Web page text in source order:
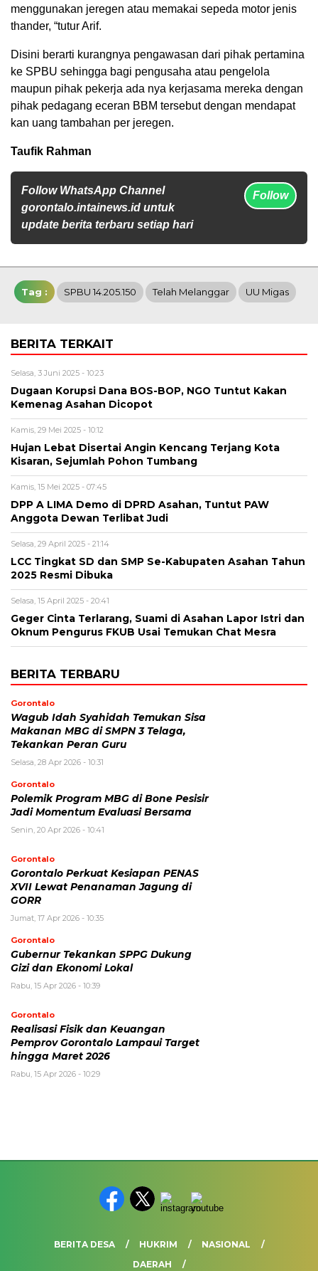
menggunakan jeregen atau memakai sepeda motor jenis
thander, “tutur Arif.
Disini berarti kurangnya pengawasan dari pihak pertamina
ke SPBU sehingga bagi pengusaha atau pengelola
maupun pihak pekerja ada nya kerjasama mereka dengan
pihak pedagang eceran BBM tersebut dengan mendapat
kan uang tambahan per jeregen.
Taufik Rahman
Follow WhatsApp Channel
gorontalo.intainews.id untuk
update berita terbaru setiap hari
Follow
Tag : SPBU 14.205.150 Telah Melanggar UU Migas
BERITA TERKAIT
Selasa, 3 Juni 2025 - 10:23
Dugaan Korupsi Dana BOS-BOP, NGO Tuntut Kakan
Kemenag Asahan Dicopot
Kamis, 29 Mei 2025 - 10:12
Hujan Lebat Disertai Angin Kencang Terjang Kota
Kisaran, Sejumlah Pohon Tumbang
Kamis, 15 Mei 2025 - 07:45
DPP A LIMA Demo di DPRD Asahan, Tuntut PAW
Anggota Dewan Terlibat Judi
Selasa, 29 April 2025 - 21:14
LCC Tingkat SD dan SMP Se-Kabupaten Asahan Tahun
2025 Resmi Dibuka
Selasa, 15 April 2025 - 20:41
Geger Cinta Terlarang, Suami di Asahan Lapor Istri dan
Oknum Pengurus FKUB Usai Temukan Chat Mesra
BERITA TERBARU
Gorontalo
Wagub Idah Syahidah Temukan Sisa
Makanan MBG di SMPN 3 Telaga,
Tekankan Peran Guru
Selasa, 28 Apr 2026 - 10:31
Gorontalo
Polemik Program MBG di Bone Pesisir
Jadi Momentum Evaluasi Bersama
Senin, 20 Apr 2026 - 10:41
Gorontalo
Gorontalo Perkuat Kesiapan PENAS
XVII Lewat Penanaman Jagung di
GORR
Jumat, 17 Apr 2026 - 10:35
Gorontalo
Gubernur Tekankan SPPG Dukung
Gizi dan Ekonomi Lokal
Rabu, 15 Apr 2026 - 10:39
Gorontalo
Realisasi Fisik dan Keuangan
Pemprov Gorontalo Lampaui Target
hingga Maret 2026
Rabu, 15 Apr 2026 - 10:29
BERITA DESA HUKRIM
NASIONAL
DAERAH